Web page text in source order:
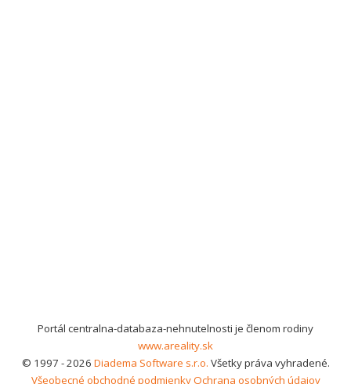
Portál centralna-databaza-nehnutelnosti je členom rodiny
www.areality.sk
© 1997 - 2026 Diadema Software s.r.o. Všetky práva vyhradené.
Všeobecné obchodné podmienkyOchrana osobných údajov